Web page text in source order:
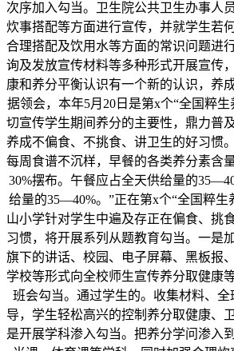
次序加入勾当。卫生院公共卫生办事人
炊事搭配等方面进行宣传，并就学生若
合理搭配及饮用水等方面的常识问题进
询及发放宣传材料等多种形式开展宣传
康和养分平衡认识有一个新的认识，养
据领会，本年5月20日是第x个“全国粹
切宣传学生期间养分的主要性，鼎力普
养成不偏食、不挑食、讲卫生的好习惯
每周食谱不沉样，早餐的各类养分素含
30%摆布。午餐应占全天供给量的
给量的35—40%。”正在第x个“全国粹生
山小学针对学生中遍及存正在偏食、挑
习惯，将开展系列从题教育勾当。一是
旗下的讲话、校园、电子屏幕、黑板报
学校等形式向全校师生宣传养分取健康
班会勾当。通过学生的。收集材料、
导，学生轻松高兴的控制养分取健康、
是开展学科渗入勾当。把养分学问渗入